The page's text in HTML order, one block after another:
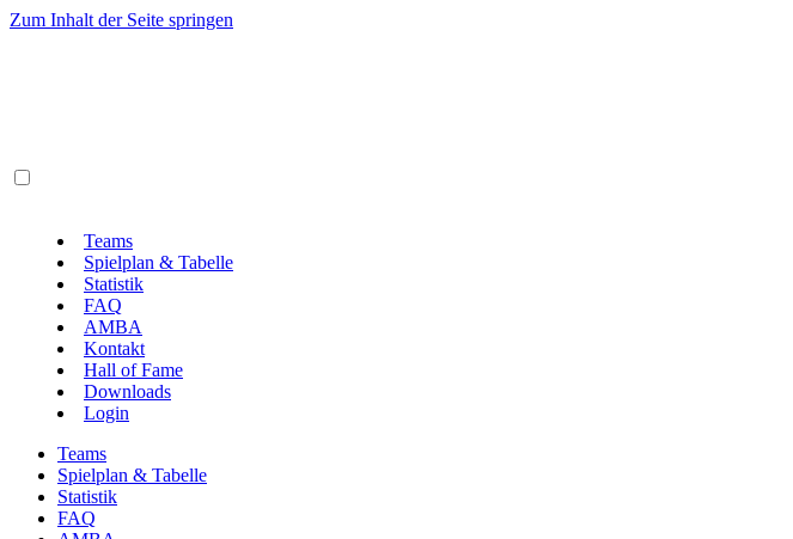
Zum Inhalt der Seite springen
Teams
Spielplan & Tabelle
Statistik
FAQ
AMBA
Kontakt
Hall of Fame
Downloads
Login
Teams
Spielplan & Tabelle
Statistik
FAQ